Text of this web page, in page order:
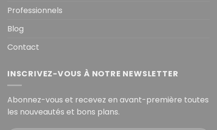
Professionnels
Blog
Contact
INSCRIVEZ-VOUS À NOTRE NEWSLETTER
Abonnez-vous et recevez en avant-première toutes
les nouveautés et bons plans.